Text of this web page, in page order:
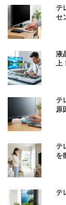
テ
セ
液
テ
原
テ
を
テ